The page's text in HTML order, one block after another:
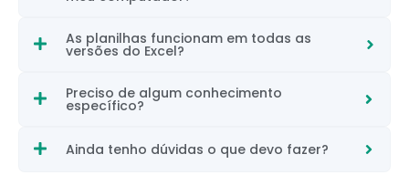
As planilhas funcionam em todas as
versões do Excel?
Preciso de algum conhecimento
específico?
Ainda tenho dúvidas o que devo fazer?